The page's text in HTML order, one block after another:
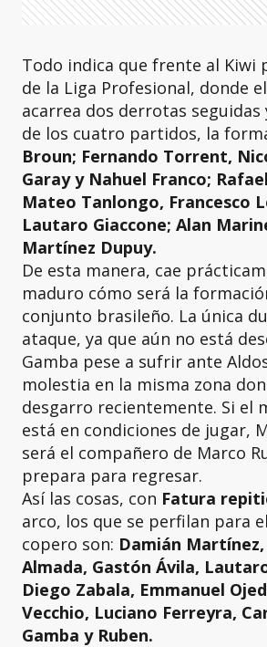
Todo indica que frente al Kiwi
de la Liga Profesional, donde
acarrea dos derrotas
de los cuatro partidos, la
Broun; Fernando Torrent,
Garay y Nahuel Franco;
Mateo Tanlongo, Francesco
Lautaro Giaccone; Alan
Martínez Dupuy.
De esta manera, cae
maduro cómo será la
conjunto brasileño. La única
ataque, ya que aún no está
Gamba pese a sufrir ante
molestia en la misma zona
desgarro recientemente. Si el
está en condiciones de jugar,
será el compañero de Marco
prepara para regresar.
Así las cosas, con Fatura
arco, los que se perfilan para
copero son: Damián Martínez,
Almada, Gastón Ávila,
Diego Zabala, Emmanuel
Vecchio, Luciano Ferreyra,
Gamba y Ruben.